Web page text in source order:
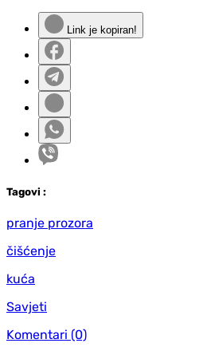
Link je kopiran!
Tagovi :
pranje prozora
čišćenje
kuća
Savjeti
Komentari (0)